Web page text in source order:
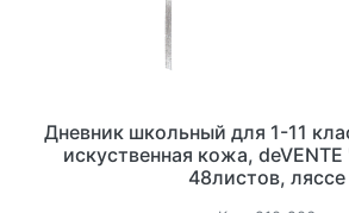
Дневник школьный для 1-11
искуственная кожа,
48листов, ляссе